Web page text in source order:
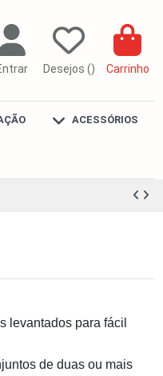
Desejos () Carrinho
ACESSÓRIOS
levantados para fácil
de duas ou mais